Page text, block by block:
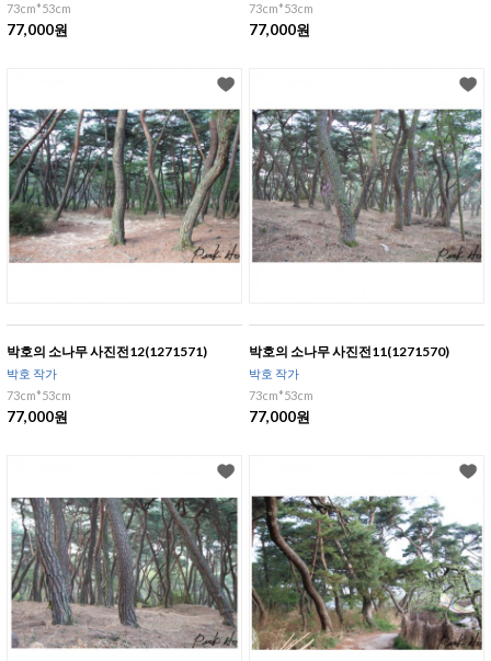
73cm*53cm
77,000원
73cm*53cm
77,000원
박호의 소나무 사진전12(1271571)
박호 작가
73cm*53cm
77,000원
박호의 소나무 사진전11(1271570)
박호 작가
73cm*53cm
77,000원